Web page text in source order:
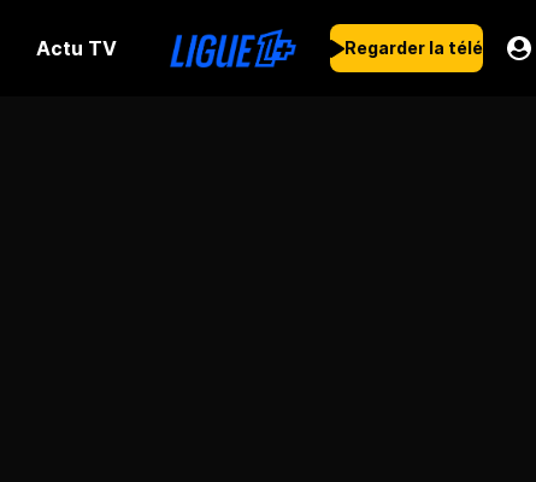
Actu TV Regarder la télé